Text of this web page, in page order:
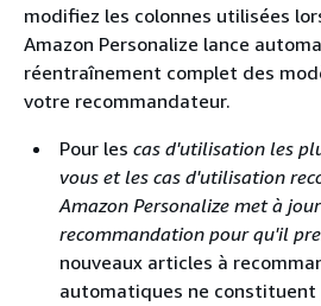
modifiez les colonnes utilisées
Amazon Personalize lance
réentraînement complet des
votre recommandateur.
Pour les cas d'utilisation les
vous et les cas d'utilisation
Amazon Personalize met à
recommandation pour qu'il
nouveaux articles à
automatiques ne constituent